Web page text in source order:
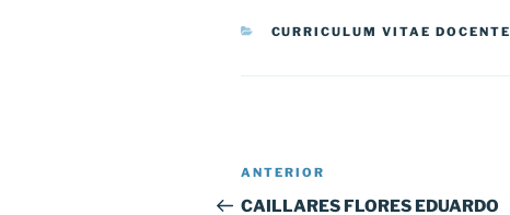
CATEGORÍAS
CURRICULUM VITAE DOCENTE
Navegación
de
Entrada
anterior:
ANTERIOR
CAILLARES FLORES EDUARDO